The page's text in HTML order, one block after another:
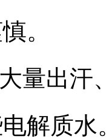
。
量出汗
解质水。